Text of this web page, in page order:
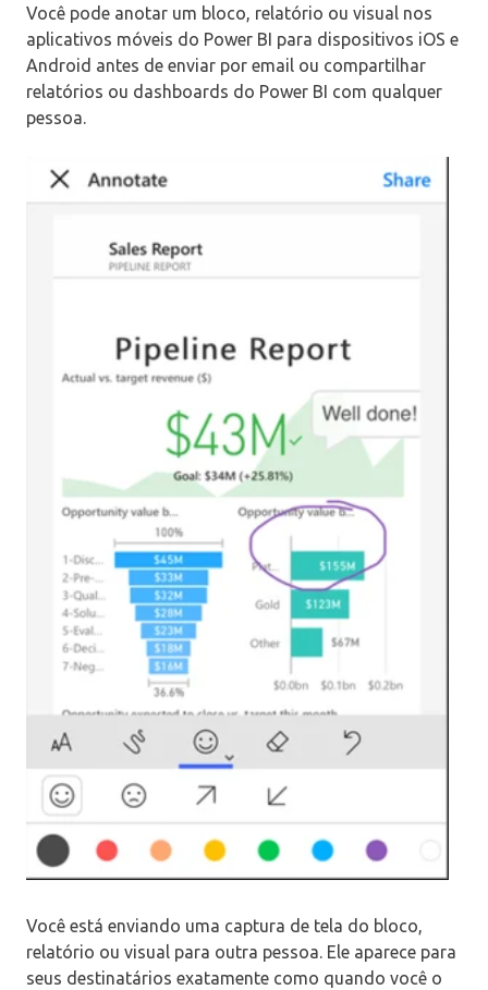
Você pode anotar um bloco, relatório ou visual nos
aplicativos móveis do Power BI para dispositivos iOS e
Android antes de enviar por email ou compartilhar
relatórios ou dashboards do Power BI com qualquer
pessoa.
Você está enviando uma captura de tela do bloco,
relatório ou visual para outra pessoa. Ele aparece para
seus destinatários exatamente como quando você o